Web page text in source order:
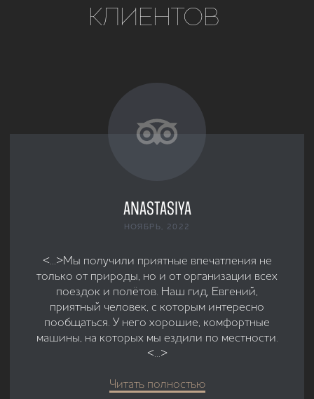
О КОМПАНИИ
КАТАЛОГ ТУРОВ
НАВИГАЦИЯ